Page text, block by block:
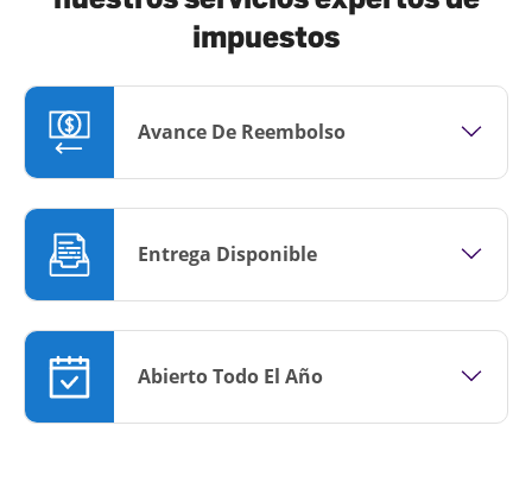
impuestos
Avance De Reembolso
Entrega Disponible
Abierto Todo El Año